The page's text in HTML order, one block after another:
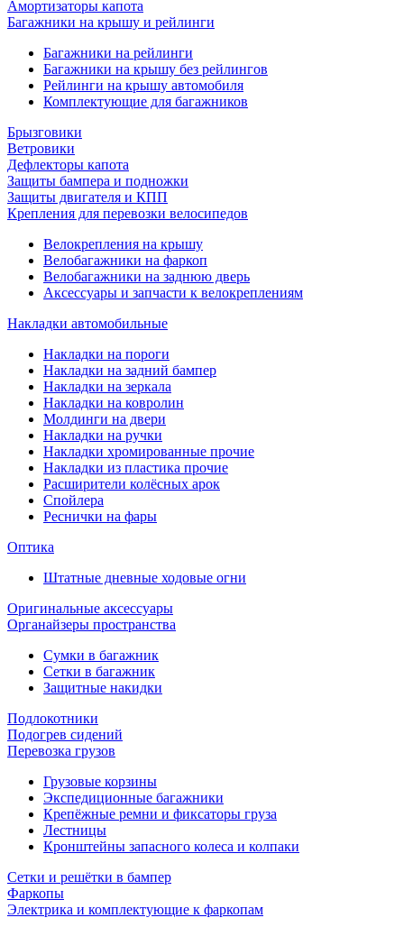
Амортизаторы капота
Багажники на крышу и рейлинги
Багажники на рейлинги
Багажники на крышу без рейлингов
Рейлинги на крышу автомобиля
Комплектующие для багажников
Брызговики
Ветровики
Дефлекторы капота
Защиты бампера и подножки
Защиты двигателя и КПП
Крепления для перевозки велосипедов
Велокрепления на крышу
Велобагажники на фаркоп
Велобагажники на заднюю дверь
Аксессуары и запчасти к велокреплениям
Накладки автомобильные
Накладки на пороги
Накладки на задний бампер
Накладки на зеркала
Накладки на ковролин
Молдинги на двери
Накладки на ручки
Накладки хромированные прочие
Накладки из пластика прочие
Расширители колёсных арок
Спойлера
Реснички на фары
Оптика
Штатные дневные ходовые огни
Оригинальные аксессуары
Органайзеры пространства
Сумки в багажник
Сетки в багажник
Защитные накидки
Подлокотники
Подогрев сидений
Перевозка грузов
Грузовые корзины
Экспедиционные багажники
Крепёжные ремни и фиксаторы груза
Лестницы
Кронштейны запасного колеса и колпаки
Сетки и решётки в бампер
Фаркопы
Электрика и комплектующие к фаркопам